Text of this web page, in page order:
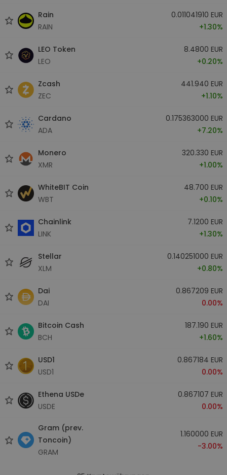
Rain
RAIN
0.011041910 EUR
+1.30%
LEO Token
LEO
8.4800 EUR
+0.20%
Zcash
ZEC
441.940 EUR
+1.10%
Cardano
ADA
0.175363000 EUR
+7.20%
Monero
XMR
320.330 EUR
+1.00%
WhiteBIT Coin
WBT
48.700 EUR
+0.10%
Chainlink
LINK
7.1200 EUR
+1.30%
Stellar
XLM
0.140251000 EUR
+0.80%
Dai
DAI
0.867209 EUR
0.00%
Bitcoin Cash
BCH
187.190 EUR
+1.60%
USD1
USD1
0.867184 EUR
0.00%
Ethena USDe
USDE
0.867107 EUR
0.00%
Gram (prev.
Toncoin)
GRAM
1.160000 EUR
-3.00%